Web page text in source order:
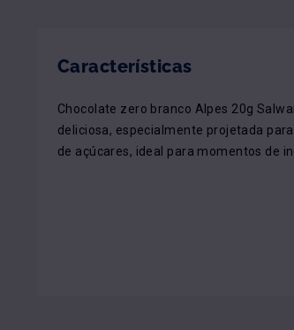
Características
Chocolate zero branco Alpes 20g
deliciosa, especialmente projetada
de açúcares, ideal para momentos de